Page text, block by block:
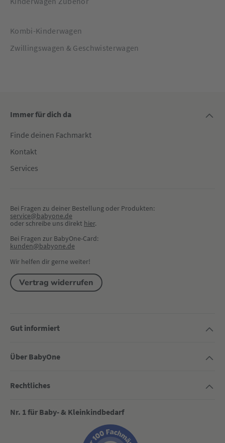
Kombi-Kinderwagen
Zwillingswagen & Geschwisterwagen
Immer für dich da
Finde deinen Fachmarkt
Kontakt
Services
Bei Fragen zu deiner Bestellung oder Produkten:
service@babyone.de
oder schreibe uns direkt hier.
Bei Fragen zur BabyOne-Card:
kunden@babyone.de
Wir helfen dir gerne weiter!
Vertrag widerrufen
Gut informiert
Über BabyOne
Rechtliches
Nr. 1 für Baby- & Kleinkindbedarf